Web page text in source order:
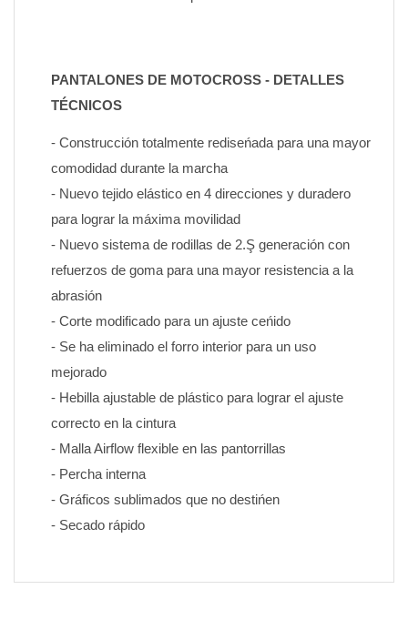
PANTALONES DE MOTOCROSS - DETALLES
TÉCNICOS
- Construcción totalmente rediseńada para una mayor
comodidad durante la marcha
- Nuevo tejido elástico en 4 direcciones y duradero
para lograr la máxima movilidad
- Nuevo sistema de rodillas de 2.Ş generación con
refuerzos de goma para una mayor resistencia a la
abrasión
- Corte modificado para un ajuste ceńido
- Se ha eliminado el forro interior para un uso
mejorado
- Hebilla ajustable de plástico para lograr el ajuste
correcto en la cintura
- Malla Airflow flexible en las pantorrillas
- Percha interna
- Gráficos sublimados que no destińen
- Secado rápido